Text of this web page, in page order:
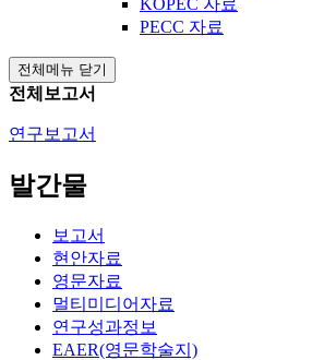
PECC 자료
전체메뉴 닫기
전체보고서
연구보고서
발간물
보고서
현안자료
영문자료
멀티미디어자료
연구성과정보
EAER(영문학술지)